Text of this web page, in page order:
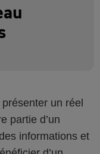
un réel
partie d’un
informations et